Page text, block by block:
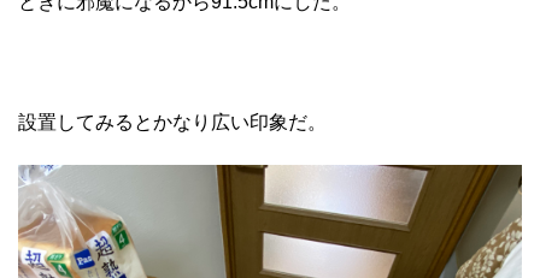
設置してみるとかなり広い印象だ。